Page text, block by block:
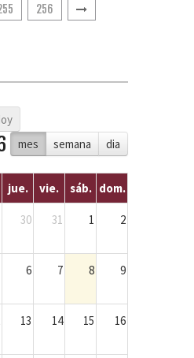
256
mes
semana dia
jue. vie. sáb. dom.
30 31 1 2
6 7 8 9
13 14 15 16